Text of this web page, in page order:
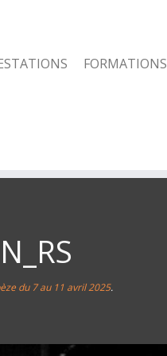
FORMATIONS
du 7 au 11 avril 2025.